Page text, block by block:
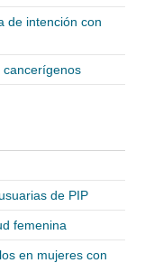
de intención con
cancerígenos
de PIP
femenina
en mujeres con